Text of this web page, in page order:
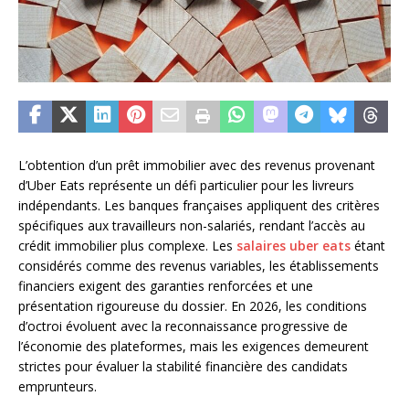
L’obtention d’un prêt immobilier avec des revenus provenant
d’Uber Eats représente un défi particulier pour les livreurs
indépendants. Les banques françaises appliquent des critères
spécifiques aux travailleurs non-salariés, rendant l’accès au
crédit immobilier plus complexe. Les salaires uber eats étant
considérés comme des revenus variables, les établissements
financiers exigent des garanties renforcées et une
présentation rigoureuse du dossier. En 2026, les conditions
d’octroi évoluent avec la reconnaissance progressive de
l’économie des plateformes, mais les exigences demeurent
strictes pour évaluer la stabilité financière des candidats
emprunteurs.